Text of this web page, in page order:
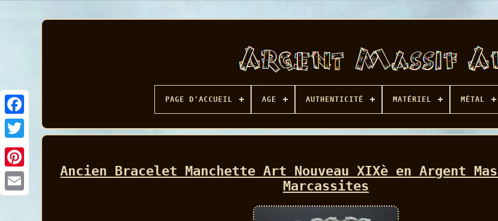
Facebook
PAGE D'ACCUEIL AGE AUTHENTICITÉ MATÉRIEL MÉTAL
Ancien Bracelet Manchette Art Nouveau XIXè en Argent
Marcassites